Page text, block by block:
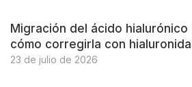
Migración del ácido hialurónico
cómo corregirla con
23 de julio de 2026